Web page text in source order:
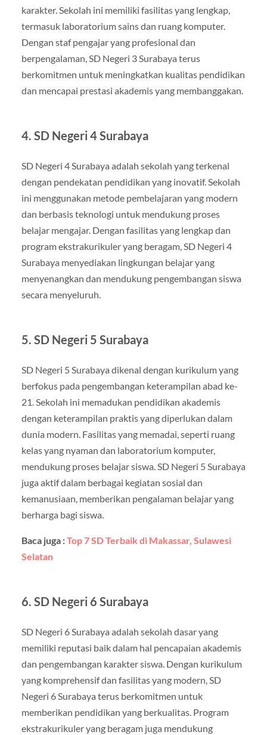
karakter. Sekolah ini memiliki fasilitas yang lengkap,
termasuk laboratorium sains dan ruang komputer.
Dengan staf pengajar yang profesional dan
berpengalaman, SD Negeri 3 Surabaya terus
berkomitmen untuk meningkatkan kualitas pendidikan
dan mencapai prestasi akademis yang membanggakan.
4. SD Negeri 4 Surabaya
SD Negeri 4 Surabaya adalah sekolah yang terkenal
dengan pendekatan pendidikan yang inovatif. Sekolah
ini menggunakan metode pembelajaran yang modern
dan berbasis teknologi untuk mendukung proses
belajar mengajar. Dengan fasilitas yang lengkap dan
program ekstrakurikuler yang beragam, SD Negeri 4
Surabaya menyediakan lingkungan belajar yang
menyenangkan dan mendukung pengembangan siswa
secara menyeluruh.
5. SD Negeri 5 Surabaya
SD Negeri 5 Surabaya dikenal dengan kurikulum yang
berfokus pada pengembangan keterampilan abad ke-
21. Sekolah ini memadukan pendidikan akademis
dengan keterampilan praktis yang diperlukan dalam
dunia modern. Fasilitas yang memadai, seperti ruang
kelas yang nyaman dan laboratorium komputer,
mendukung proses belajar siswa. SD Negeri 5 Surabaya
juga aktif dalam berbagai kegiatan sosial dan
kemanusiaan, memberikan pengalaman belajar yang
berharga bagi siswa.
Baca juga :Top 7 SD Terbaik di Makassar, Sulawesi
Selatan
6. SD Negeri 6 Surabaya
SD Negeri 6 Surabaya adalah sekolah dasar yang
memiliki reputasi baik dalam hal pencapaian akademis
dan pengembangan karakter siswa. Dengan kurikulum
yang komprehensif dan fasilitas yang modern, SD
Negeri 6 Surabaya terus berkomitmen untuk
memberikan pendidikan yang berkualitas. Program
ekstrakurikuler yang beragam juga mendukung